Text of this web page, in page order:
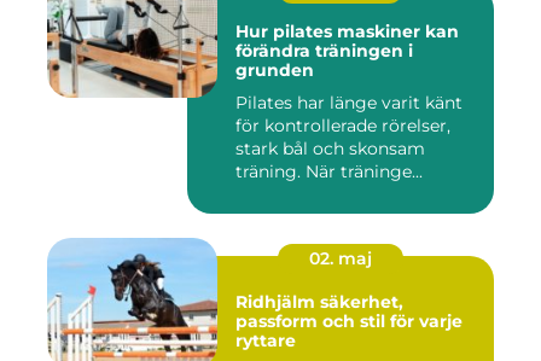
Hur pilates maskiner kan
förändra träningen i
grunden
Pilates har länge varit känt
för kontrollerade rörelser,
stark bål och skonsam
träning. När träninge...
02. maj
Ridhjälm säkerhet,
passform och stil för varje
ryttare